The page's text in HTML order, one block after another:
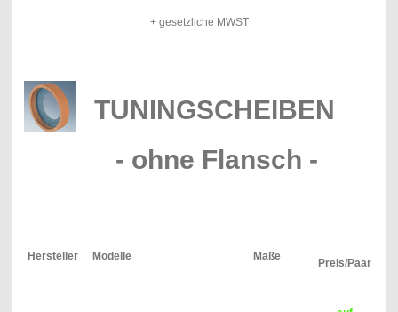
+ gesetzliche MWST
TUNINGSCHEIBEN
- ohne Flansch -
Hersteller Modelle Maße
Preis/Paar